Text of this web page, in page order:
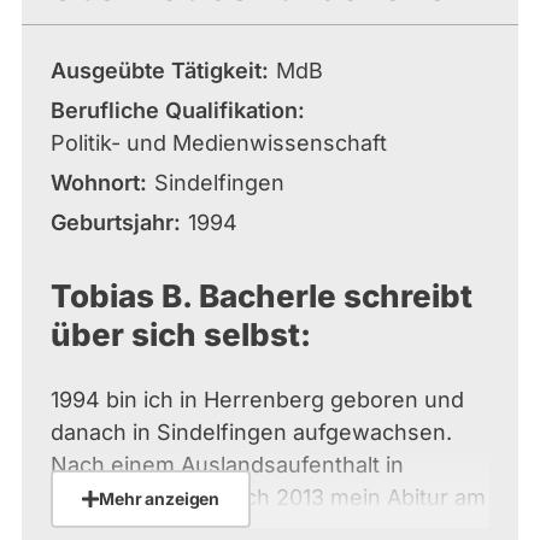
Ausgeübte Tätigkeit
MdB
Berufliche Qualifikation
Politik- und Medienwissenschaft
Wohnort
Sindelfingen
Geburtsjahr 1994
Tobias B. Bacherle schreibt
über sich selbst:
1994 bin ich in Herrenberg geboren und
danach in Sindelfingen aufgewachsen.
Nach einem Auslandsaufenthalt in
Neuseeland habe ich 2013 mein Abitur am
Gymnasium in den Pfarrwiesen gemacht.
Mehr anzeigen